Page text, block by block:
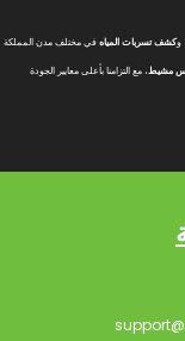
، وكشف تسربات المياهفي مختلف مدن المملكة
مشيط، مع التزامنا بأعلى معايير الجودة